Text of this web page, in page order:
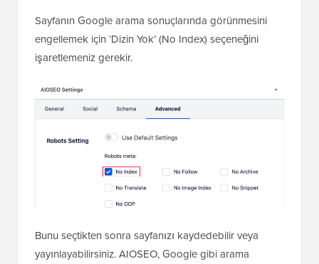
Sayfanın Google arama sonuçlarında görünmesini
engellemek için ‘Dizin Yok’ (No Index) seçeneğini
işaretlemeniz gerekir.
Bunu seçtikten sonra sayfanızı kaydedebilir veya
yayınlayabilirsiniz. AIOSEO, Google gibi arama